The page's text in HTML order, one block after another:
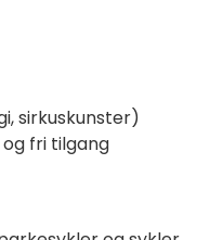
sirkuskunster)
fri tilgang